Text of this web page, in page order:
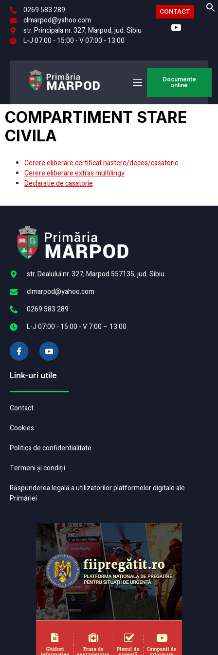
0269 583 289
clmarpod@yahoo.com
str. Principala nr. 327, Marpod, jud. Sibiu
L-J 07:00 - 15:00 - V 07:00 - 13:00
CONTACT
Documente
online
COMPARTIMENT STARE
CIVILA
Cerere eliberare certificat nastere/deces/casatorie
Cerere eliberare extras multilingv
Declaratie de casatorie
str. Dealului nr. 327, Marpod 557135, jud. Sibiu
clmarpod@yahoo.com
0269 583 289
L-J 07:00 - 15:00 - V 7:00 – 13:00
Link-uri utile
Contact
Cookies
Politica de confidentialitate
Termeni și condiții
Răspunderea legală a utilizatorilor platformelor digitale ale
Primăriei